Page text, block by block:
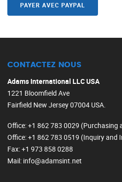
PAYER AVEC PAYPAL
CONTACTEZ NOUS
Adams International LLC USA
1221 Bloomfield Ave
Fairfield New Jersey 07004 USA.
Office: +1 862 783 0029 (Purchasing
Office: +1 862 783 0519 (Inquiry and
Fax: +1 973 858 0288
Mail: info@adamsint.net